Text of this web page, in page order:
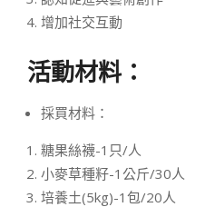
增加社交互動
活動材料：
採買材料：
糖果絲襪-1只/人
小麥草種籽-1公斤/30人
培養土(5kg)-1包/20人